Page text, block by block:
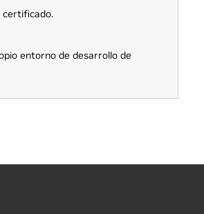
certificado.
entorno de desarrollo de